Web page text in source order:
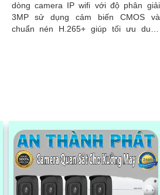
dòng camera IP wifi với độ phân giải
3MP sử dụng cảm biến CMOS và
chuẩn nén H.265+ giúp tối ưu dung